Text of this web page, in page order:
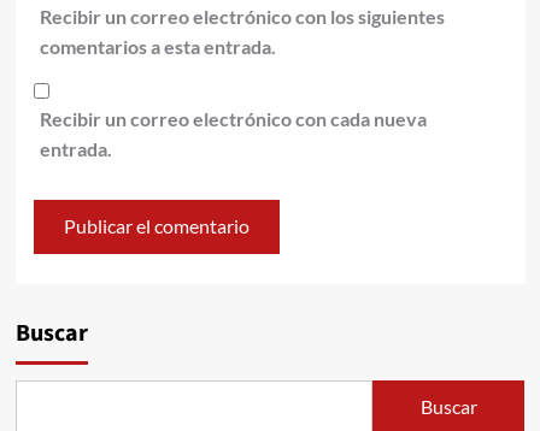
Recibir un correo electrónico con los siguientes
comentarios a esta entrada.
Recibir un correo electrónico con cada nueva
entrada.
Buscar
Buscar